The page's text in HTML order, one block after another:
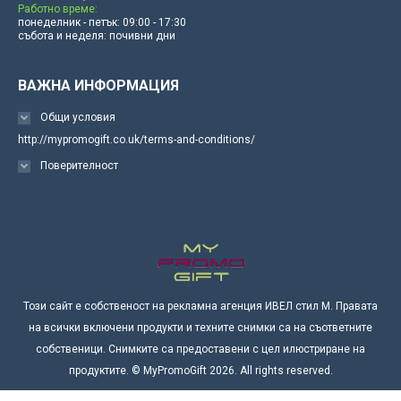
Работно време:
понеделник - петък: 09:00 - 17:30
събота и неделя: почивни дни
ВАЖНА ИНФОРМАЦИЯ
Общи условия
http://mypromogift.co.uk/terms-and-conditions/
Поверителност
Този сайт е собственост на рекламна агенция ИВЕЛ стил М. Правата
на всички включени продукти и техните снимки са на съответните
собственици. Снимките са предоставени с цел илюстриране на
продуктите. © MyPromoGift 2026. All rights reserved.